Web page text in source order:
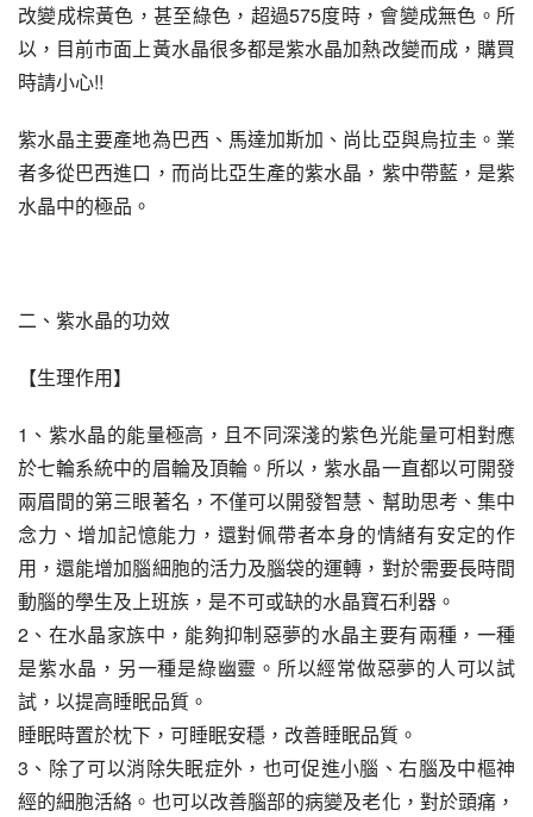
改變成棕黃色，甚至綠色，超過575度時，會變成無色。所
以，目前市面上黃水晶很多都是紫水晶加熱改變而成，購買
時請小心!!
紫水晶主要產地為巴西、馬達加斯加、尚比亞與烏拉圭。業
者多從巴西進口，而尚比亞生產的紫水晶，紫中帶藍，是紫
水晶中的極品。
二、紫水晶的功效
【生理作用】
1、紫水晶的能量極高，且不同深淺的紫色光能量可相對應
於七輪系統中的眉輪及頂輪。所以，紫水晶一直都以可開發
兩眉間的第三眼著名，不僅可以開發智慧、幫助思考、集中
念力、增加記憶能力，還對佩帶者本身的情緒有安定的作
用，還能增加腦細胞的活力及腦袋的運轉，對於需要長時間
動腦的學生及上班族，是不可或缺的水晶寶石利器。
2、在水晶家族中，能夠抑制惡夢的水晶主要有兩種，一種
是紫水晶，另一種是綠幽靈。所以經常做惡夢的人可以試
試，以提高睡眠品質。
睡眠時置於枕下，可睡眠安穩，改善睡眠品質。
3、除了可以消除失眠症外，也可促進小腦、右腦及中樞神
經的細胞活絡。也可以改善腦部的病變及老化，對於頭痛，